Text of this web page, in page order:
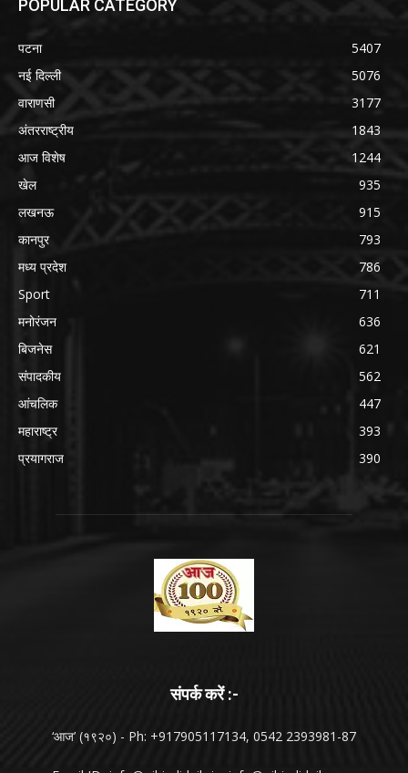
POPULAR CATEGORY
पटना
5407
नई दिल्ली
5076
वाराणसी
3177
अंतरराष्ट्रीय
1843
आज विशेष
1244
खेल
935
लखनऊ
915
कानपुर
793
मध्य प्रदेश
786
Sport
711
मनोरंजन
636
बिजनेस
621
संपादकीय
562
आंचलिक
447
महाराष्ट्र
393
प्रयागराज
390
संपर्क करें :-
‘आज’ (१९२०) - Ph: +917905117134, 0542 2393981-87